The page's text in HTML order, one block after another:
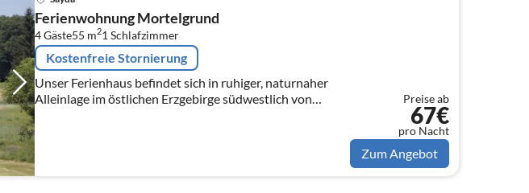
Ferienwohnung Mortelgrund
4 Gäste55 m21 Schlafzimmer
Kostenfreie Stornierung
Unser Ferienhaus befindet sich in ruhiger, naturnaher
Alleinlage im östlichen Erzgebirge südwestlich von
Dresden und unweit von Seiffen.
Preise ab
67€
pro Nacht
Zum Angebot